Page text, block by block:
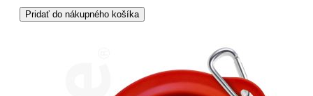
Pridať do nákupného košíka